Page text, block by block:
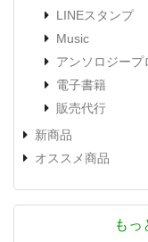
LINEスタンプ
Music
アンソロジープ
電子書籍
販売代行
新商品
オススメ商品
もっ